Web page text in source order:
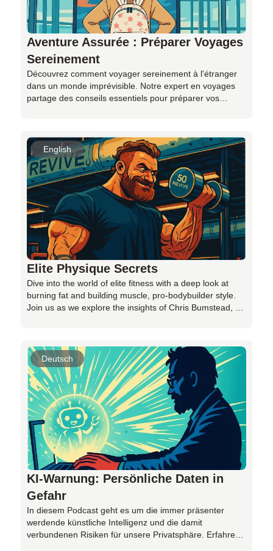
Aventure Assurée : Préparer Voyages
Sereinement
Découvrez comment voyager sereinement à l'étranger
dans un monde imprévisible. Notre expert en voyages
partage des conseils essentiels pour préparer vos
étape compte. Découvrez également l'importance de
l'argent liquide, de la sécurité numérique et du soutien
d'un agent de voyages ou d'un guide local. Restez
informé, préparé et prêt à affronter les imprévus pour
des voyages en toute tranquillité. Ne laissez pas
l'actualité vous priver de vos rêves d'aventure !
Elite Physique Secrets
Dive into the world of elite fitness with a deep look at
burning fat and building muscle, pro-bodybuilder style.
Join us as we explore the insights of Chris Bumstead, a
approach to training, emphasizing strength cycles and
muscle tension for optimal growth. Unpack his
philosophy on training intensity and progressive
overload, and learn why sticking to the basics is key.
Plus, get a glimpse into his sensible diet strategy,
focusing on portion control and whole foods. Find out
why tracking your food intake is a game-changer,
whether you're a competitor or just aiming for a healthier
lifestyle. Get ready to simplify your fitness journey with
practical tips from a true pro.
English
KI-Warnung: Persönliche Daten in
Gefahr
In diesem Podcast geht es um die immer präsenter
werdende künstliche Intelligenz und die damit
verbundenen Risiken für unsere Privatsphäre. Erfahren
Deutsch